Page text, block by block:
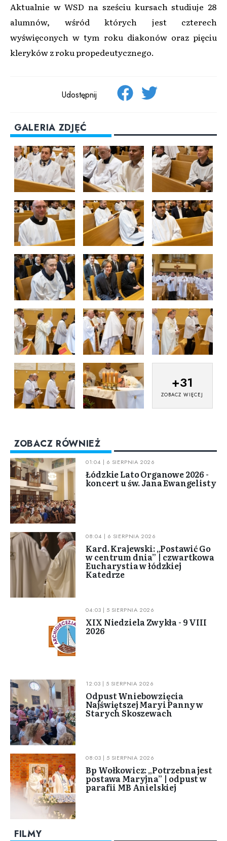
Aktualnie w WSD na sześciu kursach studiuje 28
alumnów, wśród których jest czterech
wyświęconych w tym roku diakonów oraz pięciu
kleryków z roku propedeutycznego.
Udostępnij
GALERIA ZDJĘĆ
+31
ZOBACZ WIĘCEJ
ZOBACZ RÓWNIEŻ
01:04 | 6 SIERPNIA 2026
Łódzkie Lato Organowe 2026 -
koncert u św. Jana Ewangelisty
08:04 | 6 SIERPNIA 2026
Kard. Krajewski: „Postawić Go
w centrum dnia” | czwartkowa
Eucharystia w łódzkiej
Katedrze
04:03 | 5 SIERPNIA 2026
XIX Niedziela Zwykła - 9 VIII
2026
12:03 | 5 SIERPNIA 2026
Odpust Wniebowzięcia
Najświętszej Maryi Panny w
Starych Skoszewach
08:03 | 5 SIERPNIA 2026
Bp Wołkowicz: „Potrzebna jest
postawa Maryjna” | odpust w
parafii MB Anielskiej
FILMY